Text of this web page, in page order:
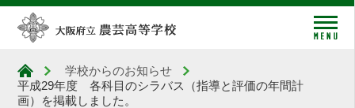
大阪府立農芸高等学校
学校からのお知らせ
平成29年度 各科目のシラバス（指導と評価の年間計
画）を掲載しました。